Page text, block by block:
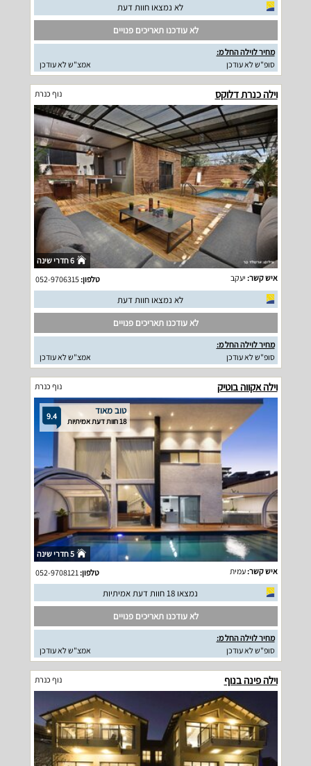
לא נמצאו חוות דעת
לא עודכנו תאריכים פנויים
מחיר לוילה החל מ:
סופ"ש לא עודכן
אמצ"ש לא עודכן
וילה כנרת דלוקס נוף כנרת
6 חדרי שינה
איש קשר: יעקב טלפון:052-9706315
לא נמצאו חוות דעת
לא עודכנו תאריכים פנויים
מחיר לוילה החל מ:
סופ"ש לא עודכן
אמצ"ש לא עודכן
וילה אקווה בוטיק נוף כנרת
9.4 טוב מאוד
18 חוות דעת אמיתיות
5 חדרי שינה
איש קשר:עמית טלפון:
נמצאו 18 חוות דעת אמיתיות
לא עודכנו תאריכים פנויים
מחיר לוילה החל מ:
סופ"ש לא עודכן
אמצ"ש לא עודכן
וילה פינה בנוף נוף כנרת